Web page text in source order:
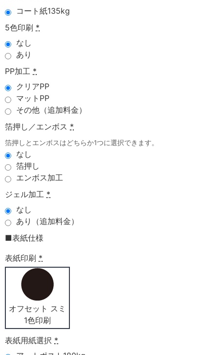
コート紙135kg
5色印刷 *
なし
あり
PP加工 *
クリアPP
マットPP
その他（追加料金）
箔押し／エンボス *
箔押しとエンボスはどちらか1つに選択できます。
なし
箔押し
エンボス加工
ジェル加工 *
なし
あり（追加料金）
■表紙仕様
表紙印刷 *
オフセット スミ
1色印刷
表紙用紙選択 *